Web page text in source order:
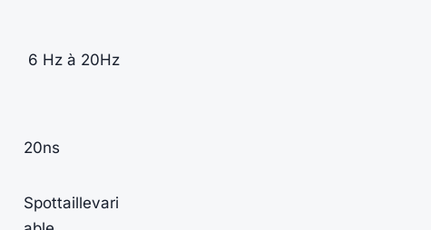
6 Hz à 20Hz
20ns
Spottaillevari